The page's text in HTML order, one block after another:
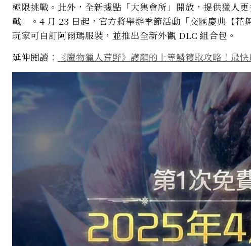
極限挑戰。此外，全新據點「大集會所」開放，提供獵人
戰」。4 月 23 日起，官方將舉辦季節活動「交匯慶典【花
玩家可自訂阿爾瑪服裝，並推出全新外觀 DLC 組合包。
延伸閱讀：
《魔物獵人荒野》護龍的上等鱗獲取攻略！最